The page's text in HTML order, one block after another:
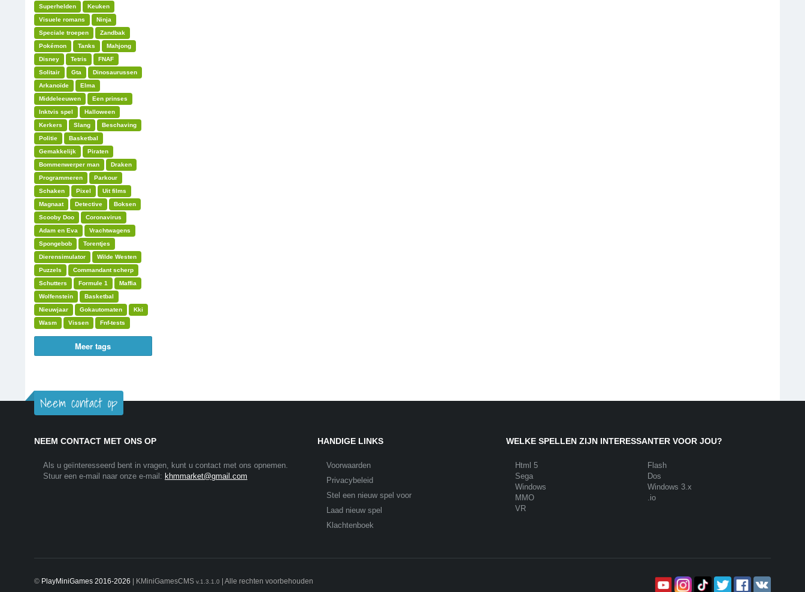
Superhelden
Keuken
Visuele romans
Ninja
Speciale troepen
Zandbak
Pokémon
Tanks
Mahjong
Disney
Tetris
FNAF
Solitair
Gta
Dinosaurussen
Arkanoïde
Elma
Middeleeuwen
Een prinses
Inktvis spel
Halloween
Kerkers
Slang
Beschaving
Politie
Basketbal
Gemakkelijk
Piraten
Bommenwerper man
Draken
Programmeren
Parkour
Schaken
Pixel
Uit films
Magnaat
Detective
Boksen
Scooby Doo
Coronavirus
Adam en Eva
Vrachtwagens
Spongebob
Torentjes
Dierensimulator
Wilde Westen
Puzzels
Commandant scherp
Schutters
Formule 1
Maffia
Wolfenstein
Basketbal
Nieuwjaar
Gokautomaten
Kki
Wasm
Vissen Fnf-tests
Meer tags
Neem contact op
NEEM CONTACT MET ONS OP
Als u geïnteresseerd bent in vragen, kunt u contact met ons opnemen.
Stuur een e-mail naar onze e-mail: khmmarket@gmail.com
HANDIGE LINKS
Voorwaarden
Privacybeleid
Stel een nieuw spel voor
Laad nieuw spel
Klachtenboek
WELKE SPELLEN ZIJN INTERESSANTER VOOR JOU?
Html 5
Flash
Sega
Dos
Windows
Windows 3.x
MMO
.io
VR
© PlayMiniGames 2016-2026 | KMiniGamesCMS v.1.3.1.0 | Alle rechten voorbehouden